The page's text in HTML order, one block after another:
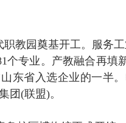
教园奠基开工。服务
专业。产教融合再填
东省入选企业的一半
团(联盟)。